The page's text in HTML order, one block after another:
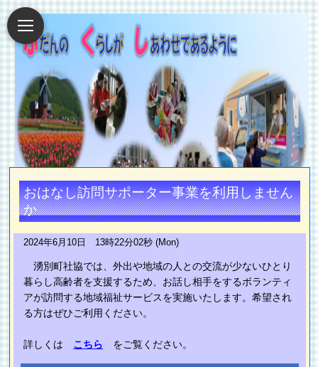
おはなし訪問サポーター事業を利用しません
か
2024年6月10日 13時22分02秒 (Mon)
湧別町社協では、外出や地域の人との交流が少ないひとり
暮らし高齢者を支援するため、お話し相手をするボランティ
アが訪問する地域福祉サービスを実施いたします。希望され
る方はぜひご利用ください。
詳しくは こちら をご覧ください。